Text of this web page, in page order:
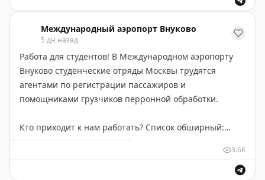
В официальном сообщении перевозчика указано, что
решение о восстановлении авиасообщения
обусловлено растущим спросом на прямые рейсы из
Багдада в Москву.
Мы рады снова принимать воздушные суда иракских
партнеров!
Международный аэропорт Внуково
5 дн назад
Работа для студентов! В Международном аэропорту
Внуково студенческие отряды Москвы трудятся
агентами по регистрации пассажиров и
помощниками грузчиков перронной обработки.
Кто приходит к нам работать? Список обширный:
3.6K